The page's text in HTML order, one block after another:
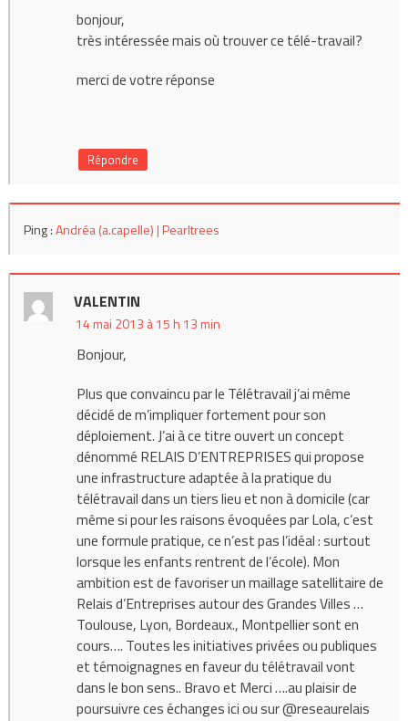
bonjour,
très intéressée mais où trouver ce télé-travail?
merci de votre réponse
Répondre
Ping :Andréa (a.capelle) | Pearltrees
VALENTIN
14 mai 2013 à 15 h 13 min
Bonjour,
Plus que convaincu par le Télétravail j’ai même
décidé de m’impliquer fortement pour son
déploiement. J’ai à ce titre ouvert un concept
dénommé RELAIS D’ENTREPRISES qui propose
une infrastructure adaptée à la pratique du
télétravail dans un tiers lieu et non à domicile (car
même si pour les raisons évoquées par Lola, c’est
une formule pratique, ce n’est pas l’idéal : surtout
lorsque les enfants rentrent de l’école). Mon
ambition est de favoriser un maillage satellitaire de
Relais d’Entreprises autour des Grandes Villes …
Toulouse, Lyon, Bordeaux., Montpellier sont en
cours…. Toutes les initiatives privées ou publiques
et témoignagnes en faveur du télétravail vont
dans le bon sens.. Bravo et Merci ….au plaisir de
poursuivre ces échanges ici ou sur @reseaurelais